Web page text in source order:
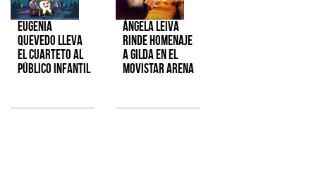
Eugenia
Quevedo lleva
el cuarteto al
público infantil
Ángela Leiva
rinde homenaje
a Gilda en el
Movistar Arena